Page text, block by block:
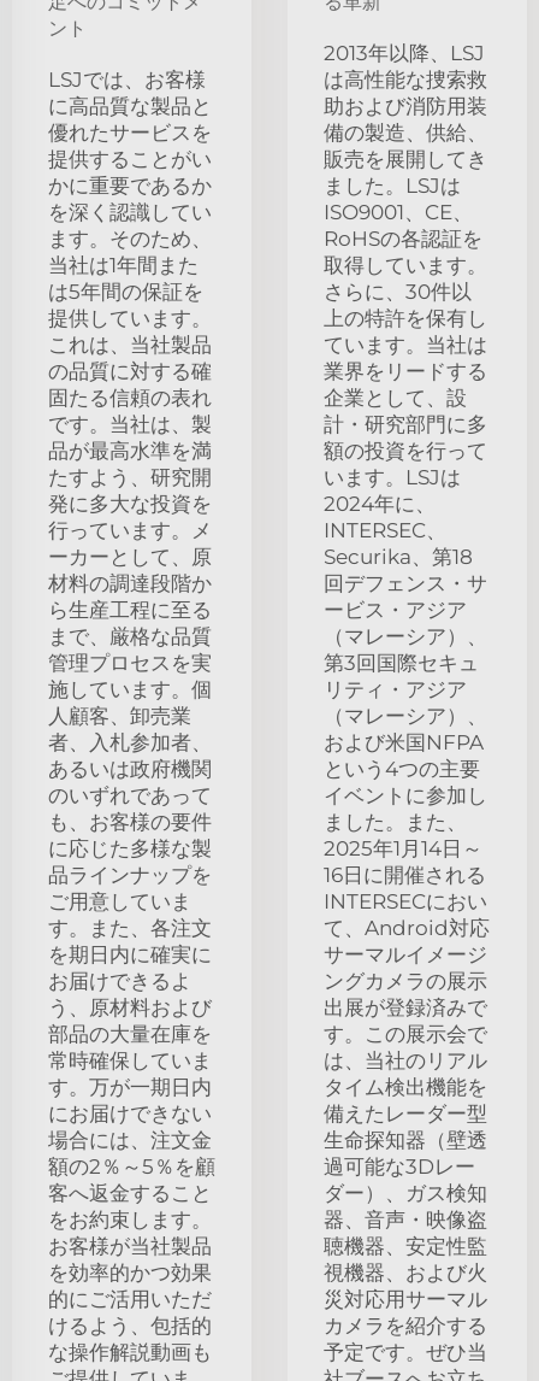
ント
LSJでは、お客様
に高品質な製品と
優れたサービスを
提供することがい
かに重要であるか
を深く認識してい
ます。そのため、
当社は1年間また
は5年間の保証を
提供しています。
これは、当社製品
の品質に対する確
固たる信頼の表れ
です。当社は、製
品が最高水準を満
たすよう、研究開
発に多大な投資を
行っています。メ
ーカーとして、原
材料の調達段階か
ら生産工程に至る
まで、厳格な品質
管理プロセスを実
施しています。個
人顧客、卸売業
者、入札参加者、
あるいは政府機関
のいずれであって
も、お客様の要件
に応じた多様な製
品ラインナップを
ご用意していま
す。また、各注文
を期日内に確実に
お届けできるよ
う、原材料および
部品の大量在庫を
常時確保していま
す。万が一期日内
にお届けできない
場合には、注文金
額の2％～5％を顧
客へ返金すること
をお約束します。
お客様が当社製品
を効率的かつ効果
的にご活用いただ
けるよう、包括的
な操作解説動画も
2013年以降、LSJ
は高性能な捜索救
助および消防用装
備の製造、供給、
販売を展開してき
ました。LSJは
ISO9001、CE、
RoHSの各認証を
取得しています。
さらに、30件以
上の特許を保有し
ています。当社は
業界をリードする
企業として、設
計・研究部門に多
額の投資を行って
います。LSJは
2024年に、
INTERSEC、
Securika、第18
回デフェンス・サ
ービス・アジア
（マレーシア）、
第3回国際セキュ
リティ・アジア
（マレーシア）、
および米国NFPA
という4つの主要
イベントに参加し
ました。また、
2025年1月14日～
16日に開催される
INTERSECにおい
て、Android対応
サーマルイメージ
ングカメラの展示
出展が登録済みで
す。この展示会で
は、当社のリアル
タイム検出機能を
備えたレーダー型
生命探知器（壁透
過可能な3Dレー
ダー）、ガス検知
器、音声・映像盗
聴機器、安定性監
視機器、および火
災対応用サーマル
カメラを紹介する
予定です。ぜひ当